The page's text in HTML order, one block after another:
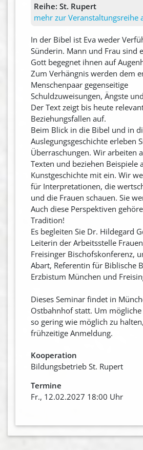
Reihe: St. Rupert
mehr zur Veranstaltungsreihe
In der Bibel ist Eva weder
Sünderin. Mann und Frau sind
Gott begegnet ihnen auf
Zum Verhängnis werden dem
Menschenpaar gegenseitige
Schuldzuweisungen, Ängste
Der Text zeigt bis heute
Beziehungsfallen auf.
Beim Blick in die Bibel und in
Auslegungsgeschichte erleben
Überraschungen. Wir arbeiten
Texten und beziehen Beispiele
Kunstgeschichte mit ein. Wir
für Interpretationen, die
und die Frauen schauen. Sie
Auch diese Perspektiven
Tradition!
Es begleiten Sie Dr. Hildegard
Leiterin der Arbeitsstelle
Freisinger Bischofskonferenz,
Abart, Referentin für Biblische
Erzbistum München und
Dieses Seminar findet in
Ostbahnhof statt. Um
so gering wie möglich zu
frühzeitige Anmeldung.
Kooperation
Bildungsbetrieb St. Rupert
Termine
Fr., 12.02.2027 18:00 Uhr